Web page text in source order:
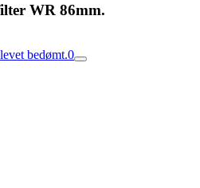
WR 86mm.
bedømt.0